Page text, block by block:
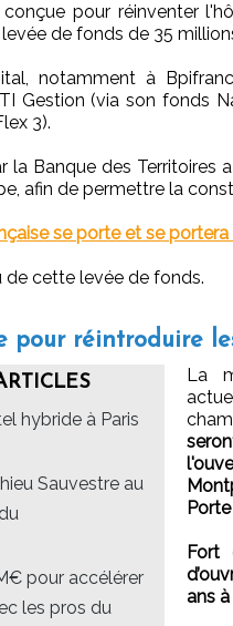
pour réinventer
de fonds de 35
notamment à
Gestion (via son fonds
3).
la Banque des Territoires
afin de permettre la
se porte et se
de cette levée de fonds.
pour réintroduire
hybride à Paris
Sauvestre au
pour accélérer
les pros du
La
Fort
ans à